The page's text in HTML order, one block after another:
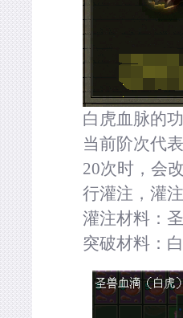
白虎血脉的
当前阶次代
20次时，会
行灌注，灌
灌注材料：
突破材料：